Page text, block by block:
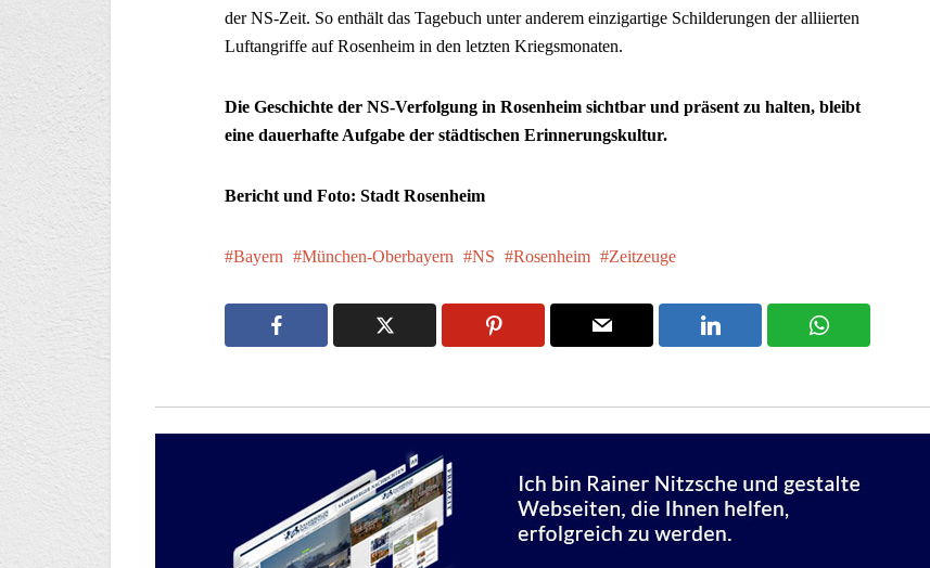
der NS-Zeit. So enthält das Tagebuch unter anderem einzigartige Schilderungen der alliierten
Luftangriffe auf Rosenheim in den letzten Kriegsmonaten.
Die Geschichte der NS-Verfolgung in Rosenheim sichtbar und präsent zu halten, bleibt
eine dauerhafte Aufgabe der städtischen Erinnerungskultur.
Bericht und Foto: Stadt Rosenheim
Bayern München-Oberbayern NS Rosenheim Zeitzeuge